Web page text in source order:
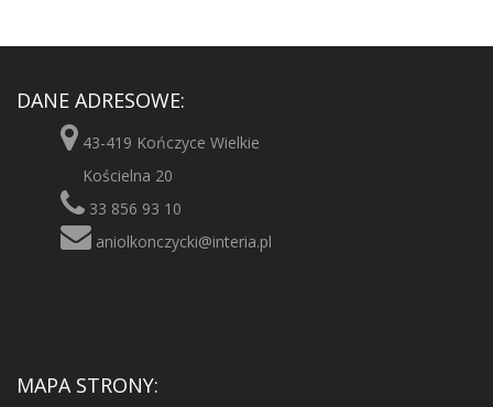
DANE ADRESOWE:
43-419 Kończyce Wielkie
Kościelna 20
33 856 93 10
aniolkonczycki@interia.pl
MAPA STRONY: